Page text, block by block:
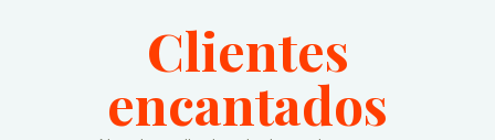
Clientes
encantados